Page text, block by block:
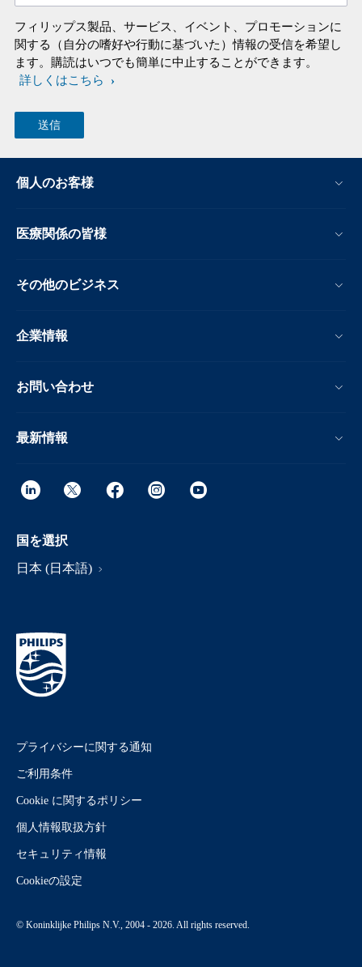
フィリップス製品、サービス、イベント、プロモーションに
関する（自分の嗜好や行動に基づいた）情報の受信を希望し
ます。購読はいつでも簡単に中止することができます。
詳しくはこちら
個人のお客様
医療関係の皆様
その他のビジネス
企業情報
お問い合わせ
最新情報
国を選択
日本 (日本語)
プライバシーに関する通知
ご利用条件
Cookie に関するポリシー
個人情報取扱方針
セキュリティ情報
Cookieの設定
© Koninklijke Philips N.V., 2004 - 2026. All rights reserved.